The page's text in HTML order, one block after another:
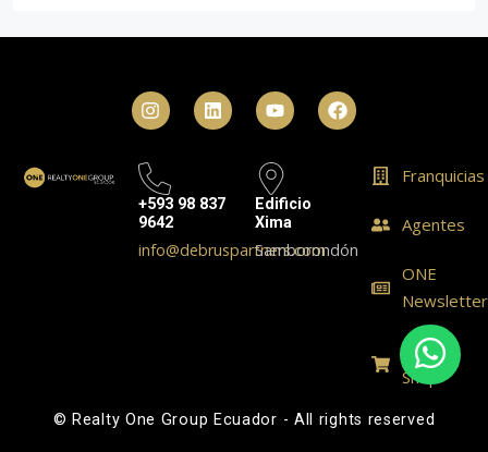
+593 98 837
9642
info@debruspartners.com
Edificio
Xima
Samborondón
Franquicias
Agentes
ONE
Newsletter
ONE
Shop
© Realty One Group Ecuador - All rights reserved